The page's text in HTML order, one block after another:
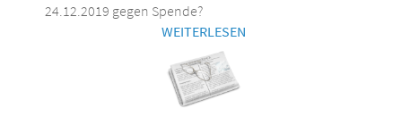
24.12.2019 gegen Spende?
WEITERLESEN